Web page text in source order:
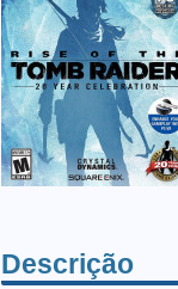
Descrição